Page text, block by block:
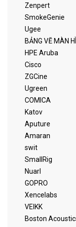
Zenpert
SmokeGenie
Ugee
BẢNG VẼ MÀN
HPE Aruba
Cisco
ZGCine
Ugreen
COMICA
Katov
Aputure
Amaran
swit
SmallRig
Nuarl
GOPRO
Xencelabs
VEIKK
Boston